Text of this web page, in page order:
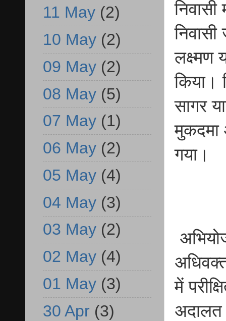
लक्ष्मण
किया।
सागर
मुकदमा
गया।
में
अदालत
11 May (2)
10 May (2)
09 May (2)
08 May (5)
07 May (1)
06 May (2)
05 May (4)
04 May (3)
03 May (2)
02 May (4)
01 May (3)
30 Apr (3)